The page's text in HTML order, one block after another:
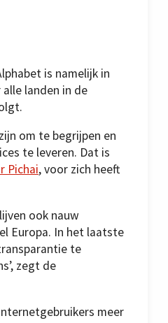
is namelijk in
landen in de
om te begrijpen en
te leveren. Dat is
Pichai, voor zich heeft
ook nauw
Europa. In het laatste
te
zegt de
meer